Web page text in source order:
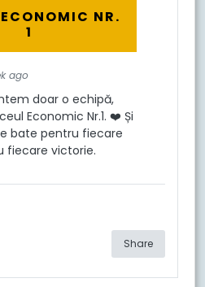
NR.
1
ago
doar o echipă,
Economic Nr.1. ❤️ Și
bate pentru fiecare
fiecare victorie.
Share